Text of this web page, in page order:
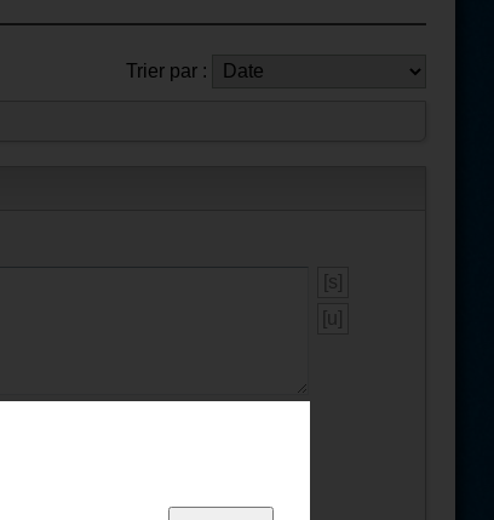
Trier par :
[s]
[u]